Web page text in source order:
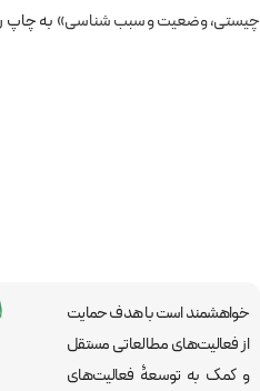
چیستی، وضعیت و سبب شناسی» به چاپ
خواهشمند است با هدف حمایت
از فعالیت‌های مطالعاتی مستقل
و کمک به توسعۀ فعالیت‌های